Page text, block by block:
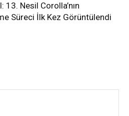
13. Nesil Corolla’nın
Süreci İlk Kez Görüntülendi